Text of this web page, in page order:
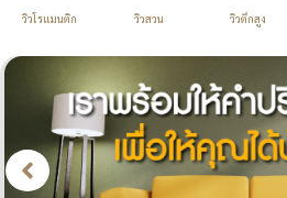
วิวโรแมนติก วิวสวน วิวตึกสูง